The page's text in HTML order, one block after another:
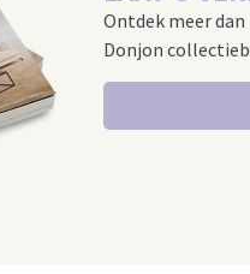
Ontdek meer
Donjon